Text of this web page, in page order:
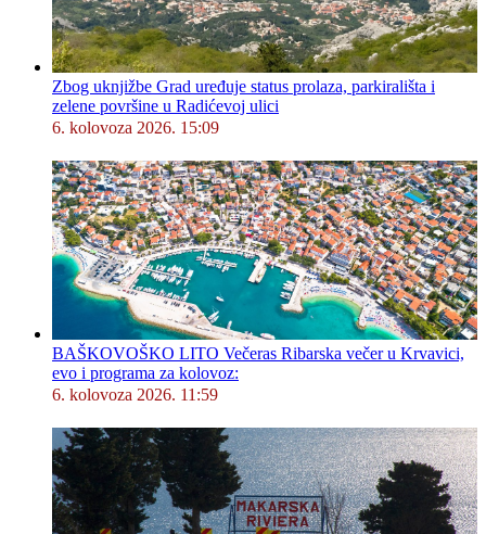
Zbog uknjižbe Grad uređuje status prolaza, parkirališta i
zelene površine u Radićevoj ulici
6. kolovoza 2026. 15:09
BAŠKOVOŠKO LITO Večeras Ribarska večer u Krvavici,
evo i programa za kolovoz:
6. kolovoza 2026. 11:59